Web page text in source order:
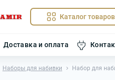
Каталог товаров
Доставка и оплата
Наборы для набивки Набор для